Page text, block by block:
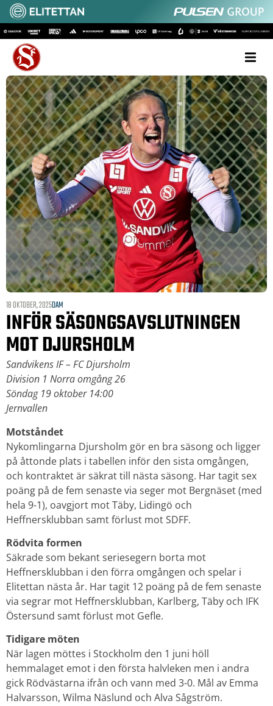
18 OKTOBER, 2025DAM
INFÖR SÄSONGSAVSLUTNINGEN
MOT DJURSHOLM
Sandvikens IF – FC Djursholm
Division 1 Norra omgång 26
Söndag 19 oktober 14:00
Jernvallen
Motståndet
Nykomlingarna Djursholm gör en bra säsong och ligger
på åttonde plats i tabellen inför den sista omgången,
och kontraktet är säkrat till nästa säsong. Har tagit sex
poäng på de fem senaste via seger mot Bergnäset (med
hela 9-1), oavgjort mot Täby, Lidingö och
Heffnersklubban samt förlust mot SDFF.
Rödvita formen
Säkrade som bekant seriesegern borta mot
Heffnersklubban i den förra omgången och spelar i
Elitettan nästa år. Har tagit 12 poäng på de fem senaste
via segrar mot Heffnersklubban, Karlberg, Täby och IFK
Östersund samt förlust mot Gefle.
Tidigare möten
När lagen möttes i Stockholm den 1 juni höll
hemmalaget emot i den första halvleken men i andra
gick Rödvästarna ifrån och vann med 3-0. Mål av Emma
Halvarsson, Wilma Näslund och Alva Sågström.